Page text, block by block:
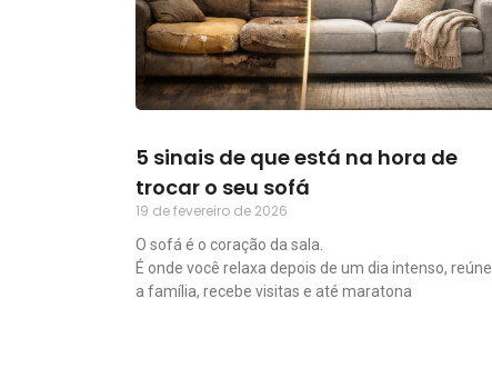
5 sinais de que está na hora de
trocar o seu sofá
19 de fevereiro de 2026
O sofá é o coração da sala.
É onde você relaxa depois de um dia intenso, reúne
a família, recebe visitas e até maratona